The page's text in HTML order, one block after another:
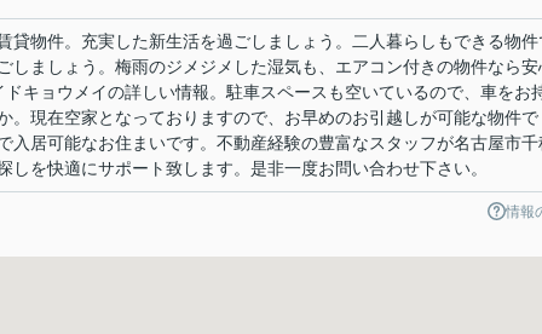
貸物件。充実した新生活を過ごしましょう。二人暮らしもできる物件
しましょう。梅雨のジメジメした湿気も、エアコン付きの物件なら安
キョウメイの詳しい情報。駐車スペースも空いているので、車をお
。現在空家となっておりますので、お早めのお引越しが可能な物件で
入居可能なお住まいです。不動産経験の豊富なスタッフが名古屋市千
しを快適にサポート致します。是非一度お問い合わせ下さい。
情報